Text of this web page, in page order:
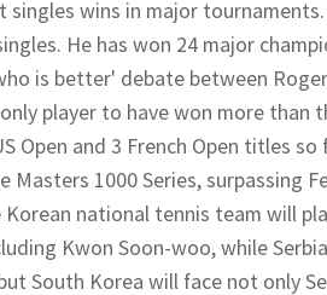
singles wins in major
He has won 24 major
is better' debate between
player to have won more than
Open and 3 French Open titles
Masters 1000 Series, surpassing
Korean national tennis team will
Kwon Soon-woo, while
South Korea will face not only